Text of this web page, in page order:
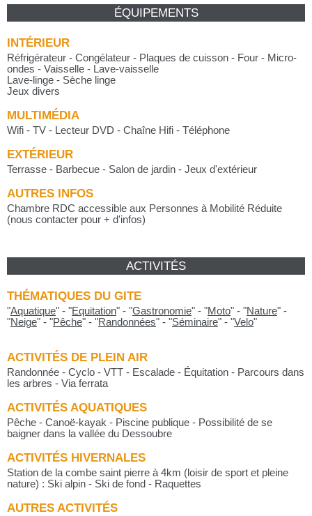
ÉQUIPEMENTS
INTÉRIEUR
Réfrigérateur - Congélateur - Plaques de cuisson - Four - Micro-
ondes - Vaisselle - Lave-vaisselle
Lave-linge - Sèche linge
Jeux divers
MULTIMÉDIA
Wifi - TV - Lecteur DVD - Chaîne Hifi - Téléphone
EXTÉRIEUR
Terrasse - Barbecue - Salon de jardin - Jeux d'extérieur
AUTRES INFOS
Chambre RDC accessible aux Personnes à Mobilité Réduite
(nous contacter pour + d'infos)
ACTIVITÉS
THÉMATIQUES DU GITE
"Aquatique" - "Equitation" - "Gastronomie" - "Moto" - "Nature" -
"Neige" - "Pêche" - "Randonnées" - "Séminaire" - "Velo"
ACTIVITÉS DE PLEIN AIR
Randonnée - Cyclo - VTT - Escalade - Équitation - Parcours dans
les arbres - Via ferrata
ACTIVITÉS AQUATIQUES
Pêche - Canoë-kayak - Piscine publique - Possibilité de se
baigner dans la vallée du Dessoubre
ACTIVITÉS HIVERNALES
Station de la combe saint pierre à 4km (loisir de sport et pleine
nature) : Ski alpin - Ski de fond - Raquettes
AUTRES ACTIVITÉS